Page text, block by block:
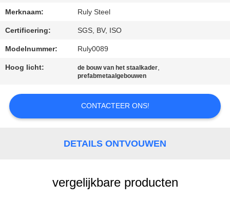
KWALITEITSCONTROLE
CONTACTEER
ONS
NIEUWS
Merknaam: Ruly Steel
Certificering: SGS, BV, ISO
Modelnummer: Ruly0089
Hoog licht: de bouw van het staalkader,
prefabmetaalgebouwen
CONTACTEER ONS!
DETAILS ONTVOUWEN
vergelijkbare producten